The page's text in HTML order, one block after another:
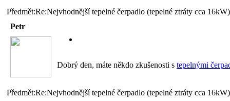
Předmět:Re:Nejvhodnější tepelné čerpadlo (tepelné ztráty cca
Petr
Dobrý den, máte někdo zkušenosti s tepelnými
Předmět:Re:Nejvhodnější tepelné čerpadlo (tepelné ztráty cca